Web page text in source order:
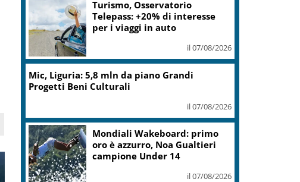
Turismo, Osservatorio
Telepass: +20% di interesse
per i viaggi in auto
il 07/08/2026
Mic, Liguria: 5,8 mln da piano Grandi
Progetti Beni Culturali
il 07/08/2026
Mondiali Wakeboard: primo
oro è azzurro, Noa Gualtieri
campione Under 14
il 07/08/2026